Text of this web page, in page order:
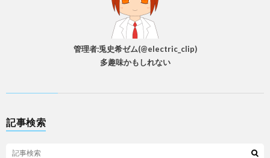
管理者:兎史希ゼム(@electric_clip)
多趣味かもしれない
記事検索